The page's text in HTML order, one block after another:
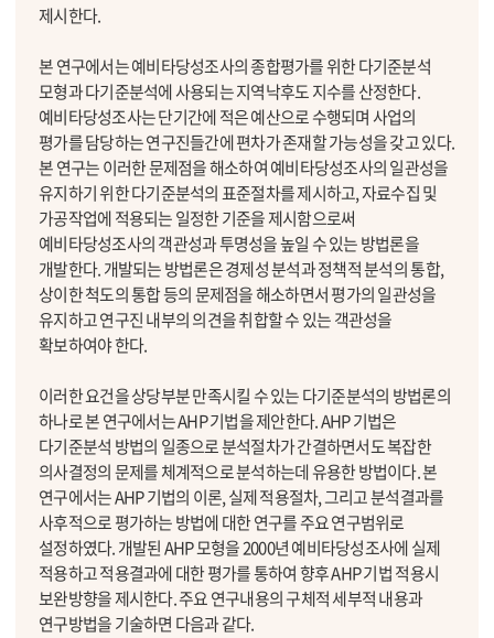
제시한다.
본 연구에서는 예비타당성조사의 종합평가를 위한 다기준분석
모형과 다기준분석에 사용되는 지역낙후도 지수를 산정한다.
예비타당성조사는 단기간에 적은 예산으로 수행되며 사업의
평가를 담당하는 연구진들간에 편차가 존재할 가능성을 갖고 있다.
본 연구는 이러한 문제점을 해소하여 예비타당성조사의 일관성을
유지하기 위한 다기준분석의 표준절차를 제시하고, 자료수집 및
가공작업에 적용되는 일정한 기준을 제시함으로써
예비타당성조사의 객관성과 투명성을 높일 수 있는 방법론을
개발한다. 개발되는 방법론은 경제성 분석과 정책적 분석의 통합,
상이한 척도의 통합 등의 문제점을 해소하면서 평가의 일관성을
유지하고 연구진 내부의 의견을 취합할 수 있는 객관성을
확보하여야 한다.
이러한 요건을 상당부분 만족시킬 수 있는 다기준분석의 방법론의
하나로 본 연구에서는 AHP 기법을 제안한다. AHP 기법은
다기준분석 방법의 일종으로 분석절차가 간결하면서도 복잡한
의사결정의 문제를 체계적으로 분석하는데 유용한 방법이다. 본
연구에서는 AHP 기법의 이론, 실제 적용절차, 그리고 분석결과를
사후적으로 평가하는 방법에 대한 연구를 주요 연구범위로
설정하였다. 개발된 AHP 모형을 2000년 예비타당성조사에 실제
적용하고 적용결과에 대한 평가를 통하여 향후 AHP 기법 적용시
보완방향을 제시한다. 주요 연구내용의 구체적 세부적 내용과
연구방법을 기술하면 다음과 같다.